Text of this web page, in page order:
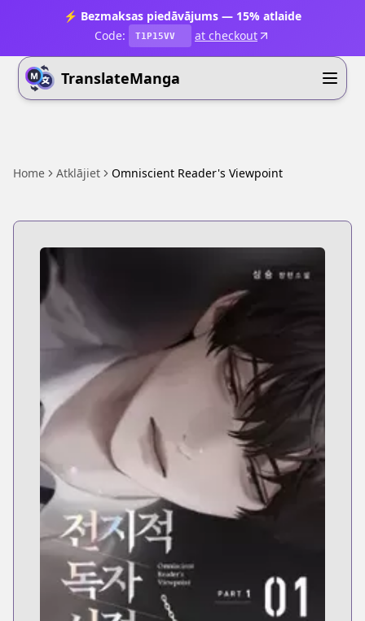
⚡ Bezmaksas piedāvājums — 15% atlaide
Code:
T1P15VV at checkout
TranslateManga
Home Atklājiet Omniscient Reader's Viewpoint